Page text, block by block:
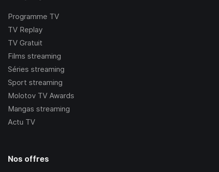
Programme TV
TV Replay
TV Gratuit
Films streaming
Séries streaming
Sport streaming
Molotov TV Awards
Mangas streaming
Actu TV
Nos offres